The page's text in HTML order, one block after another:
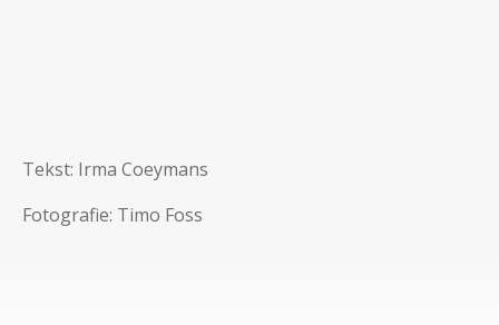
Tekst: Irma Coeymans
Fotografie: Timo Foss